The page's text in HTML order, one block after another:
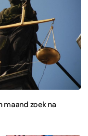
maand zoek na